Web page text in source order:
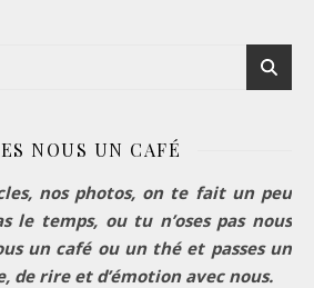
NOUS UN CAFÉ
nos photos, on te fait un peu
le temps, ou tu n’oses pas nous
un café ou un thé et passes un
de rire et d’émotion avec nous.